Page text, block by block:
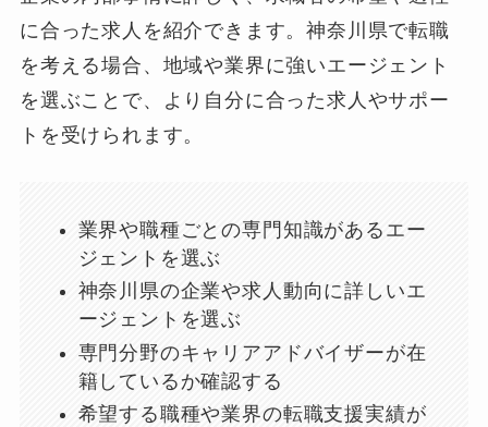
に合った求人を紹介できます。神奈川県で転職
を考える場合、地域や業界に強いエージェント
を選ぶことで、より自分に合った求人やサポー
トを受けられます。
業界や職種ごとの専門知識があるエー
ジェントを選ぶ
神奈川県の企業や求人動向に詳しいエ
ージェントを選ぶ
専門分野のキャリアアドバイザーが在
籍しているか確認する
希望する職種や業界の転職支援実績が